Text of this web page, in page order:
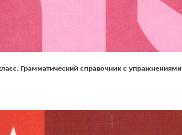
Грамматический справочник с упражнениями